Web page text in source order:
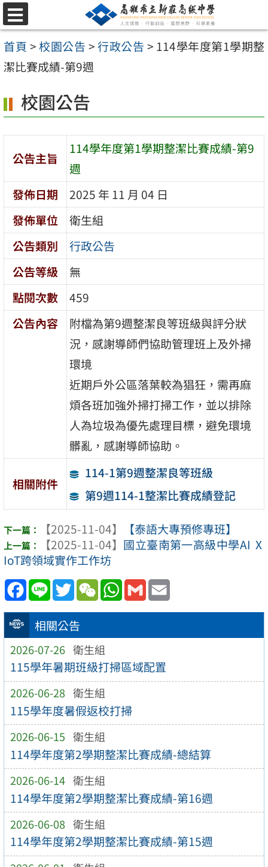
跳
至
主
要
容
區
選
單
首頁 >校園公告 >行政公告 > 114學年度第1學期整
潔比賽成績-第9週
相關公告
2026-07-26 衛生組
115學年暑期班級打掃區域配置
2026-06-28 衛生組
115學年度暑假返校打掃
2026-06-15 衛生組
114學年度第2學期整潔比賽成績-總結算
2026-06-14 衛生組
114學年度第2學期整潔比賽成績-第16週
2026-06-08 衛生組
114學年度第2學期整潔比賽成績-第15週
校園公告
公告主旨
114學年度第1學期整潔比賽成績-第9
週
發佈日期
2025 年 11 月 04 日
發佈單位
衛生組
公告類別
行政公告
公告等級
無
點閱次數
459
公告內容
附檔為第9週整潔良等班級與評分狀
況，感謝導師們協助管理班上及外掃
環境
近期戶外公區落葉較為猖狂，需再麻
煩各班加強外掃打掃工作，並以排除
人為垃圾為優先處理目標，避免環境
髒亂，感謝導師協助。
相關附件
114-1第9週整潔良等班級
第9週114-1整潔比賽成績登記
【2025-11-04】
【泰語大專預修專班】
【2025-11-04】 國立臺南第一高級中學AI Ⅹ
IoT跨領域實作工作坊
Facebook
Line TwitterWeChatWhatsApp
Gmail